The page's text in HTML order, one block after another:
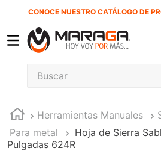
CONOCE NUESTRO CATÁLOGO DE
Buscar
Herramientas Manuales
Para metal
Hoja de Sierra
Pulgadas 624R
1.
2.